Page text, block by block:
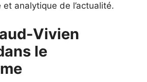
analytique de l’actualité.
Vivien
le